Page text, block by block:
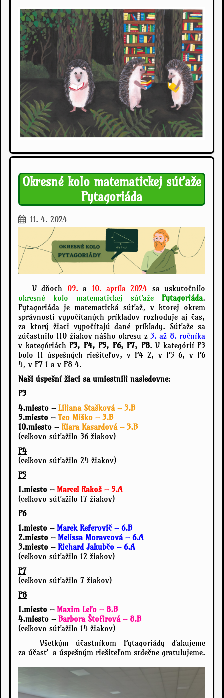
Okresné kolo matematickej súťaže
Pytagoriáda
11. 4. 2024
V dňoch 09. a 10. apríla 2024 sa uskutočnilo
okresné kolo matematickej súťaže Pytagoriáda.
Pytagoriáda je matematická súťaž, v ktorej okrem
správnosti vypočítaných príkladov rozhoduje aj čas,
za ktorý žiaci vypočítajú dané príklady. Súťaže sa
zúčastnilo 110 žiakov nášho okresu z 3. až 8. ročníka
v kategóriách P3, P4, P5, P6, P7, P8. V kategórií P3
bolo 11 úspešných riešiteľov, v P4 2, v P5 6, v P6
4, v P7 1 a v P8 4.
Naši úspešní žiaci sa umiestnili nasledovne:
P3
4.miesto – Liliana Stašková – 3.B
5.miesto – Teo Miško – 3.B
10.miesto – Kiara Kasardová – 3.B
(celkovo súťažilo 36 žiakov)
P4
(celkovo súťažilo 24 žiakov)
P5
1.miesto – Marcel Rakoš – 5.A
(celkovo súťažilo 17 žiakov)
P6
1.miesto – Marek Referovič – 6.B
2.miesto – Melissa Moravcová – 6.A
3.miesto – Richard Jakubčo – 6.A
(celkovo súťažilo 12 žiakov)
P7
(celkovo súťažilo 7 žiakov)
P8
1.miesto – Maxim Leľo – 8.B
4.miesto – Barbora Štofirová – 8.B
(celkovo súťažilo 14 žiakov)
Všetkým účastníkom Pytagoriády ďakujeme
za účasť a úspešným riešiteľom srdečne gratulujeme.